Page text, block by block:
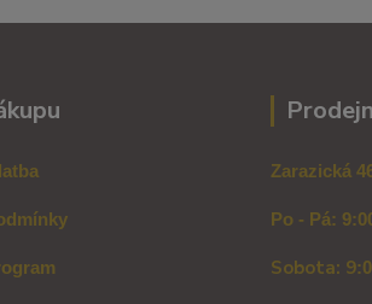
Zarazická
Po - Pá:
Sobota: 9